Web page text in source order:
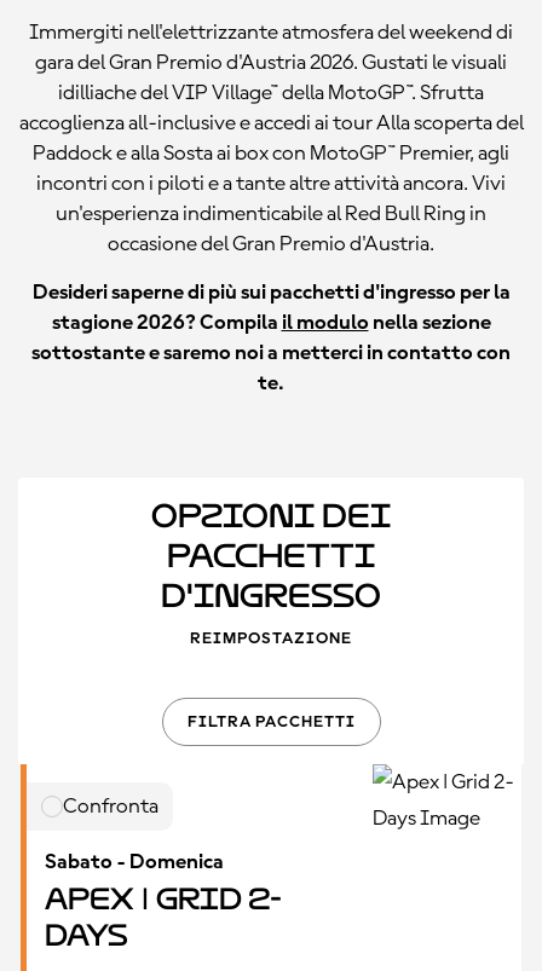
Immergiti nell'elettrizzante atmosfera del weekend di
gara del Gran Premio d'Austria 2026. Gustati le visuali
idilliache del VIP Village™ della MotoGP™. Sfrutta
accoglienza all-inclusive e accedi ai tour Alla scoperta del
Paddock e alla Sosta ai box con MotoGP™ Premier, agli
incontri con i piloti e a tante altre attività ancora. Vivi
un'esperienza indimenticabile al Red Bull Ring in
occasione del Gran Premio d'Austria.
Desideri saperne di più sui pacchetti d'ingresso per la
stagione 2026? Compila il modulo nella sezione
sottostante e saremo noi a metterci in contatto con
te.
Opzioni Dei
Pacchetti
D'Ingresso
REIMPOSTAZIONE
FILTRA PACCHETTI
Confronta
Sabato - Domenica
Apex | Grid 2-
Days